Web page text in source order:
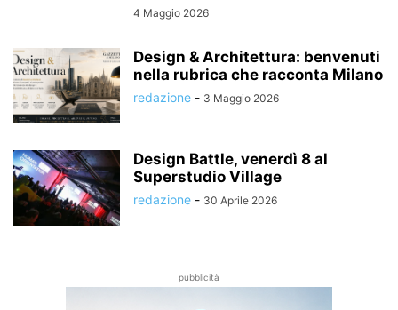
4 Maggio 2026
Design & Architettura: benvenuti
nella rubrica che racconta Milano
redazione - 3 Maggio 2026
Design Battle, venerdì 8 al
Superstudio Village
redazione - 30 Aprile 2026
pubblicità